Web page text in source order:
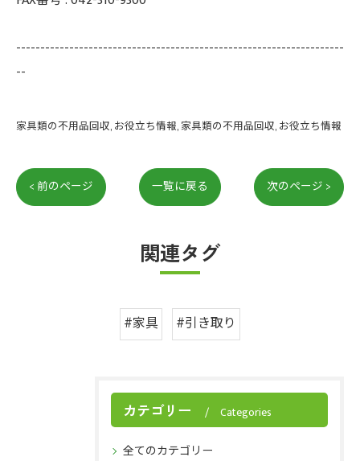
--------------------------------------------------------------------
--
家具類の不用品回収 お役立ち情報 家具類の不用品回収 お役立ち情報
< 前のページ 一覧に戻る 次のページ >
関連タグ
#家具 #引き取り
カテゴリー Categories
全てのカテゴリー